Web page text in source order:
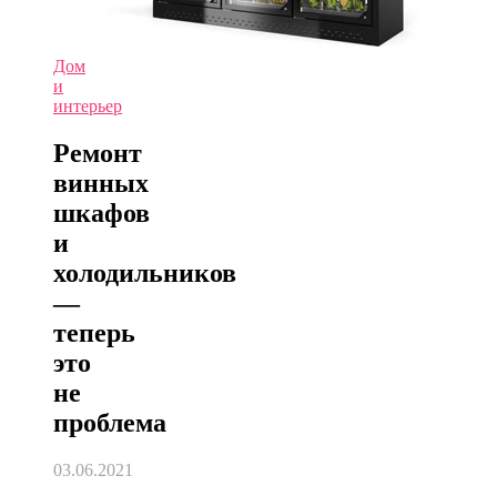
Дом
и
интерьер
Ремонт
винных
шкафов
и
холодильников
—
теперь
это
не
проблема
03.06.2021